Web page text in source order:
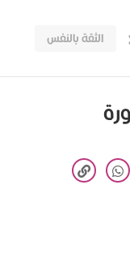
الثقة بالنفس